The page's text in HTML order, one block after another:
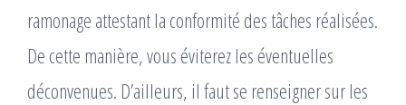
ramonage attestant la conformité des tâches réalisées.
De cette manière, vous éviterez les éventuelles
déconvenues. D’ailleurs, il faut se renseigner sur les